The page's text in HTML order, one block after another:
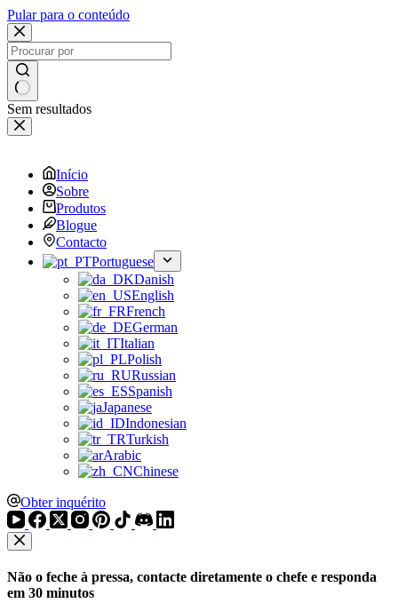
Pular para o conteúdo
Sem resultados
Início
Sobre
Produtos
Blogue
Contacto
Portuguese
Danish
English
French
German
Italian
Polish
Russian
Spanish
Japanese
Indonesian
Turkish
Arabic
Chinese
Obter inquérito
Não o feche à pressa, contacte diretamente o chefe e responda
em 30 minutos